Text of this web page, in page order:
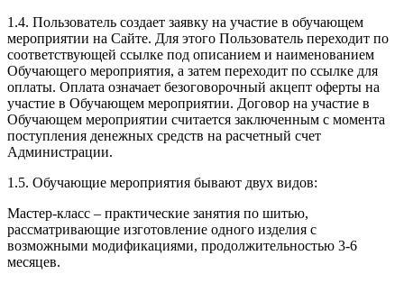
1.4. Пользователь создает заявку на участие в обучающем
мероприятии на Сайте. Для этого Пользователь переходит по
соответствующей ссылке под описанием и наименованием
Обучающего мероприятия, а затем переходит по ссылке для
оплаты. Оплата означает безоговорочный акцепт оферты на
участие в Обучающем мероприятии. Договор на участие в
Обучающем мероприятии считается заключенным с момента
поступления денежных средств на расчетный счет
Администрации.
1.5. Обучающие мероприятия бывают двух видов:
Мастер-класс – практические занятия по шитью,
рассматривающие изготовление одного изделия с
возможными модификациями, продолжительностью 3-6
месяцев.